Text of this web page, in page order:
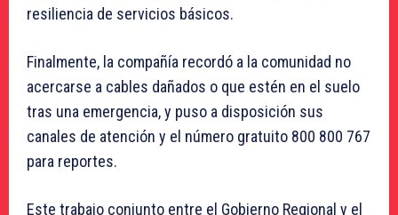
resiliencia de servicios básicos.
Finalmente, la compañía recordó a la comunidad no
acercarse a cables dañados o que estén en el suelo
tras una emergencia, y puso a disposición sus
canales de atención y el número gratuito 800 800 767
para reportes.
Este trabajo conjunto entre el Gobierno Regional y el